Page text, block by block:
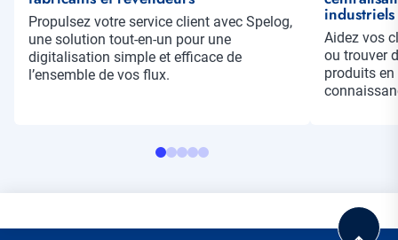
Résumé
Propulsez votre service client avec Spelog,
une solution tout-en-un pour une
digitalisation simple et efficace de
l’ensemble de vos flux.
industriels
Résumé
Aidez vos
ou trouver
produits